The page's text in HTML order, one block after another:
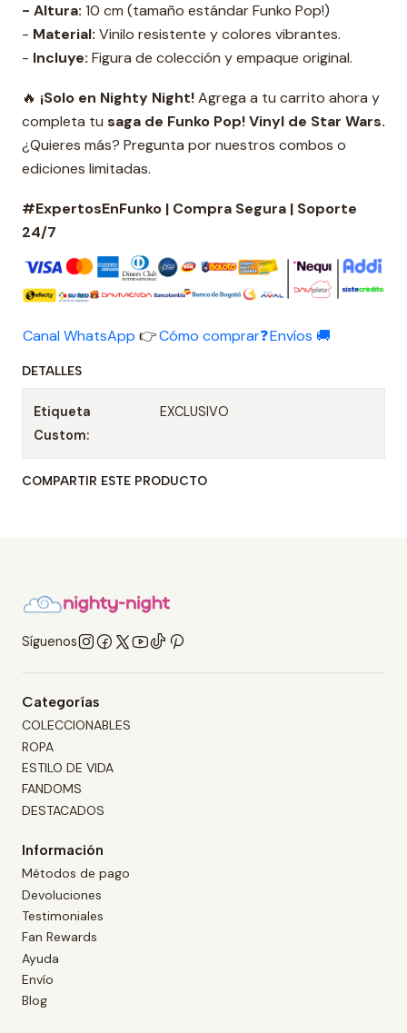
- Altura: 10 cm (tamaño estándar Funko Pop!)
- Material: Vinilo resistente y colores vibrantes.
- Incluye: Figura de colección y empaque original.
🔥 ¡Solo en Nighty Night!Agrega a tu carrito ahora y
completa tu saga de Funko Pop! Vinyl de Star Wars.
¿Quieres más? Pregunta por nuestros combos o
ediciones limitadas.
#ExpertosEnFunko | Compra Segura | Soporte
24/7
Canal WhatsApp 👉Cómo comprar❓Envíos 🚚
DETALLES
Etiqueta
Custom:
EXCLUSIVO
COMPARTIR ESTE PRODUCTO
Síguenos
Categorías
COLECCIONABLES
ROPA
ESTILO DE VIDA
FANDOMS
DESTACADOS
Información
Métodos de pago
Devoluciones
Testimoniales
Fan Rewards
Ayuda
Envío
Blog